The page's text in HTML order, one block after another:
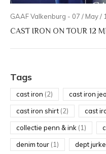
GAAF Valkenburg - 07 / May /
CAST IRON ON TOUR 12
Tags
cast iron (2) cast iron
cast iron shirt (2) cast
collectie penn & ink (1)
denim tour (1) dept